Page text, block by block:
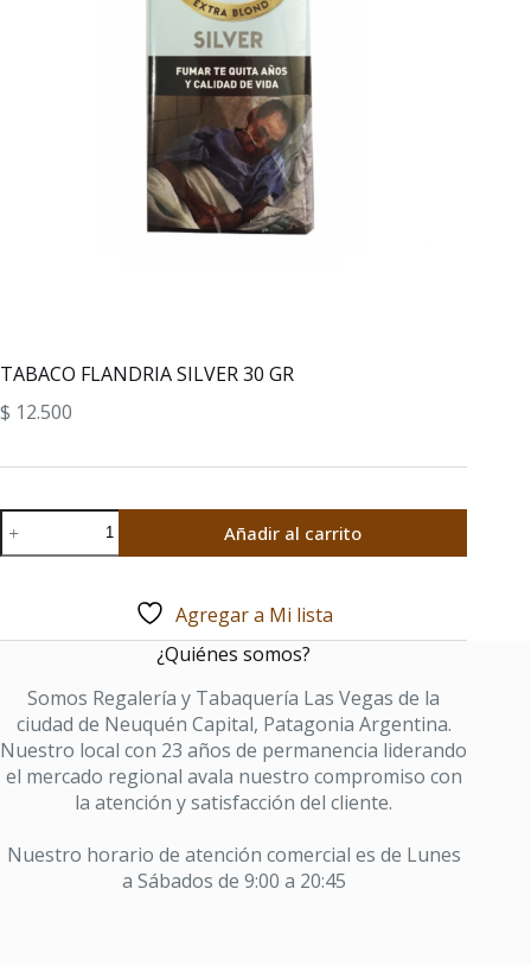
TABACO FLANDRIA SILVER 30 GR
$ 12.500
TABACO
FLANDRIA
cantidad
Añadir al carrito
Agregar a Mi lista
¿Quiénes somos?
Somos Regalería y Tabaquería Las Vegas de la
ciudad de Neuquén Capital, Patagonia Argentina.
Nuestro local con 23 años de permanencia liderando
el mercado regional avala nuestro compromiso con
la atención y satisfacción del cliente.
Nuestro horario de atención comercial es de Lunes
a Sábados de 9:00 a 20:45